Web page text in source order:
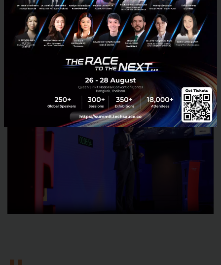
เดิม 72 ชั่วโมง ให้เหลือไม่ถึง 24 ชั่วโมง
Software & Source Code Sharingความร่วมมือ
นี้ไม่ใช่แค่การซื้อซอฟต์แวร์ แต่เป็นการทำงานร่วม
กันในระดับซอร์สโค้ดเพื่อพัฒนา Warehouse
Management System ให้ตอบโจทย์ค้าปลีกยุคใหม่